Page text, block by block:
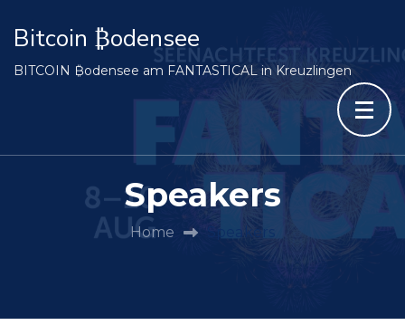
Bitcoin ₿odensee
BITCOIN ₿odensee am FANTASTICAL in Kreuzlingen
Speakers
Home